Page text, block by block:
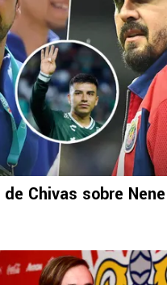
Chivas sobre